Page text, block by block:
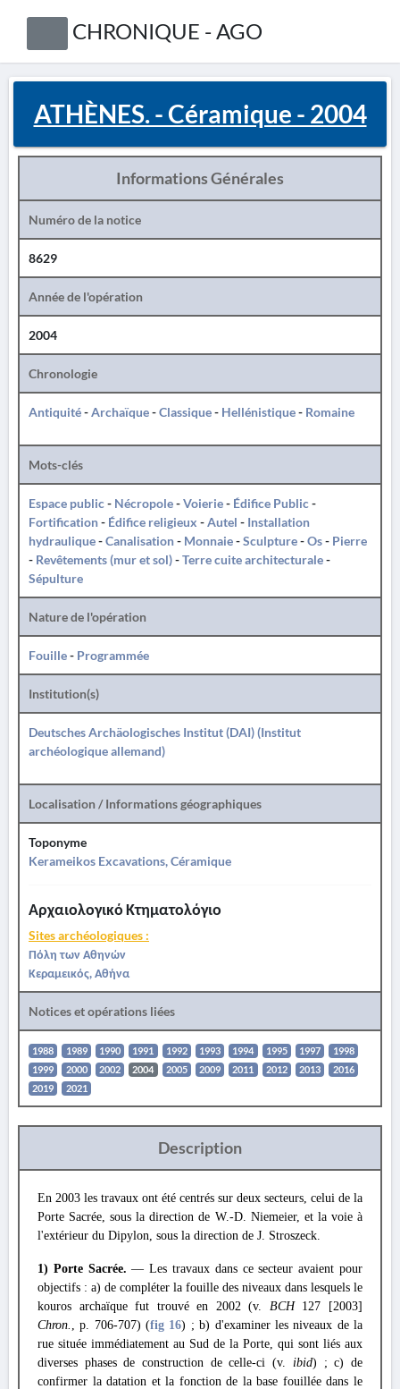
CHRONIQUE - AGO
ATHÈNES. - Céramique - 2004
Informations Générales
Numéro de la notice
8629
Année de l'opération
2004
Chronologie
Antiquité-Archaïque-Classique- Hellénistique- Romaine
Mots-clés
Espace public- Nécropole-Voierie- Édifice Public-
Fortification- Édifice religieux -Autel - Installation
hydraulique-Canalisation- Monnaie-Sculpture-Os- Pierre
- Revêtements (mur et sol)-Terre cuite architecturale-
Sépulture
Nature de l'opération
Fouille- Programmée
Institution(s)
Deutsches Archäologisches Institut (DAI) (Institut
archéologique allemand)
Localisation / Informations géographiques
Toponyme
Kerameikos Excavations, Céramique
Αρχαιολογικό Κτηματολόγιο
Sites archéologiques :
Πόλη των Αθηνών
Κεραμεικός, Αθήνα
Notices et opérations liées
1988 1989 1990 1991 1992 1993 1994 1995 1997
1998
1999
2000 2002 2004 2005 2009 2011 2012 2013
2016
2019
2021
Description
En 2003 les travaux ont été centrés sur deux secteurs, celui de la
Porte Sacrée, sous la direction de W.-D. Niemeier, et la voie à
l'extérieur du Dipylon, sous la direction de J. Stroszeck.
1) Porte Sacrée.— Les travaux dans ce secteur avaient pour
objectifs : a) de compléter la fouille des niveaux dans lesquels le
kouros archaïque fut trouvé en 2002 (v. BCH 127 [2003]
Chron. , p. 706-707) (fig 16) ; b) d'examiner les niveaux de la
rue située immédiatement au Sud de la Porte, qui sont liés aux
diverses phases de construction de celle-ci (v. ibid) ; c) de
confirmer la datation et la fonction de la base fouillée dans le